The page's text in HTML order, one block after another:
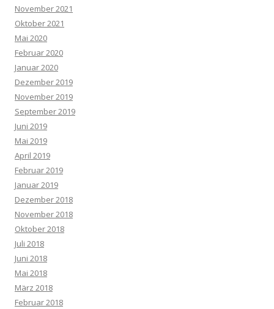
November 2021
Oktober 2021
Mai 2020
Februar 2020
Januar 2020
Dezember 2019
November 2019
September 2019
Juni 2019
Mai 2019
April 2019
Februar 2019
Januar 2019
Dezember 2018
November 2018
Oktober 2018
Juli 2018
Juni 2018
Mai 2018
März 2018
Februar 2018